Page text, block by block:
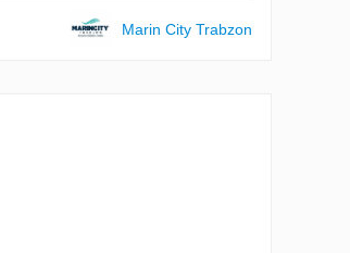
Marin City Trabzon